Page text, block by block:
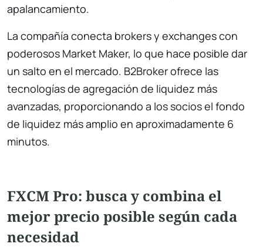
apalancamiento.
La compañía conecta brokers y exchanges con
poderosos Market Maker, lo que hace posible dar
un salto en el mercado. B2Broker ofrece las
tecnologías de agregación de liquidez más
avanzadas, proporcionando a los socios el fondo
de liquidez más amplio en aproximadamente 6
minutos.
FXCM Pro: busca y combina el
mejor precio posible según cada
necesidad